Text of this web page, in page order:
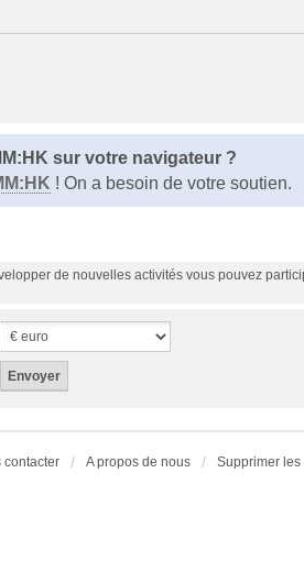
sur votre navigateur ?
! On a besoin de votre soutien.
de nouvelles activités vous pouvez
contacter A propos de nous Supprimer